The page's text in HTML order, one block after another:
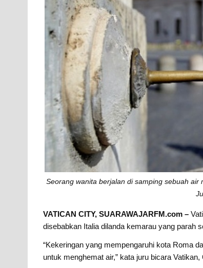
Seorang wanita berjalan di samping sebuah air
VATICAN CITY, SUARAWAJARFM.com –
disebabkan Italia dilanda kemarau yang parah
“Kekeringan yang mempengaruhi kota Roma
untuk menghemat air,” kata juru bicara